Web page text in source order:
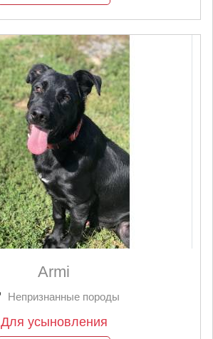
Armi
Непризнанные породы
Для усыновления